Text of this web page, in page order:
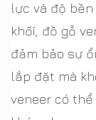
lực và độ
khối, đồ gỗ
đảm bảo sự
lắp đặt mà
veneer có